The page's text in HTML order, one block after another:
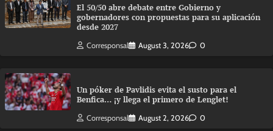
El 50/50 abre debate entre Gobierno y
gobernadores con propuestas para su aplicación
desde 2027
Corresponsal August 3, 2026 0
Un póker de Pavlidis evita el susto para el
Benfica… ¡y llega el primero de Lenglet!
Corresponsal August 2, 2026 0